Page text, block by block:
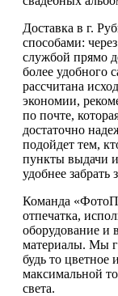
Доставка в г.
способами:
службой прямо
более удобного
рассчитана
экономии,
по почте,
достаточно
подойдет тем,
пункты выдачи
удобнее забрать
Команда
отпечатка,
оборудование и
материалы. Мы
будь то цветное
максимальной
света.